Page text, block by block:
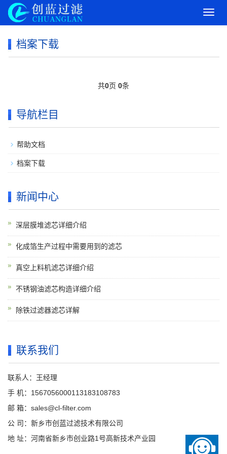
导
档案下载
共0页 0条
导航栏目
帮助文档
档案下载
新闻中心
深层膜堆滤芯详细介绍
化成箔生产过程中需要用到的滤芯
真空上料机滤芯详细介绍
不锈钢油滤芯构造详细介绍
除铁过滤器滤芯详解
联系我们
联系人：王经理
手 机：1567056000113183108783
邮 箱：sales@cl-filter.com
公 司：新乡市创蓝过滤技术有限公司
地 址：河南省新乡市创业路1号高新技术产业园